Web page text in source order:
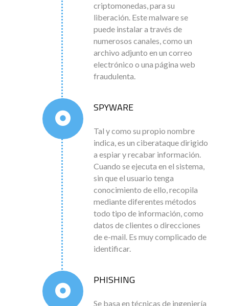
criptomonedas, para su
liberación. Este malware se
puede instalar a través de
numerosos canales, como un
archivo adjunto en un correo
electrónico o una página web
fraudulenta.
SPYWARE
Tal y como su propio nombre
indica, es un ciberataque dirigido
a espiar y recabar información.
Cuando se ejecuta en el sistema,
sin que el usuario tenga
conocimiento de ello, recopila
mediante diferentes métodos
todo tipo de información, como
datos de clientes o direcciones
de e-mail. Es muy complicado de
identificar.
PHISHING
Se basa en técnicas de ingeniería